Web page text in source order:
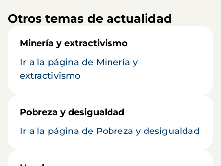
Otros temas de actualidad
Minería y extractivismo
Ir a la página de Minería y
extractivismo
Pobreza y desigualdad
Ir a la página de Pobreza y desigualdad